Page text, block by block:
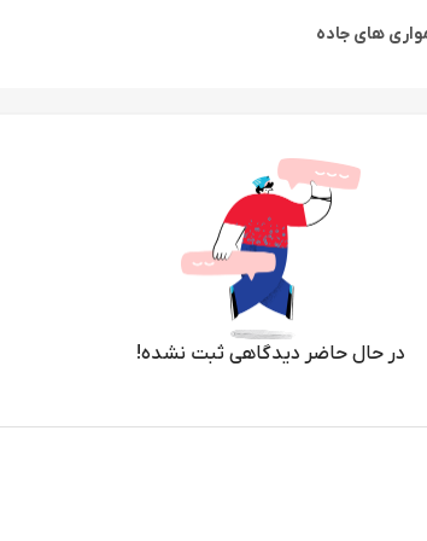
های جاده
در حال حاضر دیدگاهی ثبت نشده!